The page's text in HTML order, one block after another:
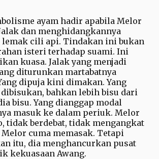
ayam hadir apabila Melor
dan menghidangkannya
lemak cili api. Tindakan ini bukan
isteri terhadap suami. Ini
kuasa. Jalak yang menjadi
diturunkan martabatnya
dipuja kini dimakan. Yang
bahkan lebih bisu dari
bisu. Yang dianggap modal
masuk ke dalam periuk. Melor
tidak berdebat, tidak mengangkat
cuma memasak. Tetapi
itu, dia menghancurkan pusat
kekuasaan Awang.